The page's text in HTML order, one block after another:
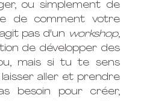
ou simplement de
de comment votre
pas d'un workshop,
de développer des
mais si tu te sens
aller et prendre
besoin pour créer,